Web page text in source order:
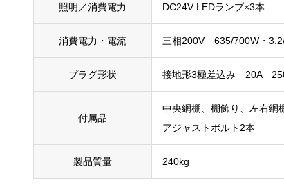
照明／消費電力 DC24V LEDランプ×3本
消費電力・電流 三相200V 635/700W・
プラグ形状 接地形3極差込み 20A
付属品
中央網棚、棚飾り、左右網
アジャストボルト2本
製品質量 240kg